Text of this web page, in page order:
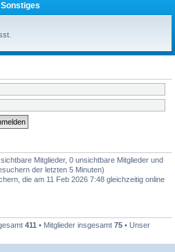
Sonstiges
Mitglieder, 0 unsichtbare Mitglieder und
der letzten 5 Minuten)
die am 11 Feb 2026 7:48 gleichzeitig online
411 • Mitglieder insgesamt 75 • Unser